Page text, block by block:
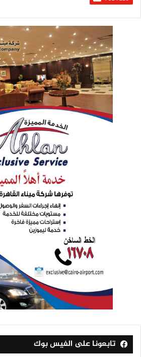
تابعونا على الفيس بوك